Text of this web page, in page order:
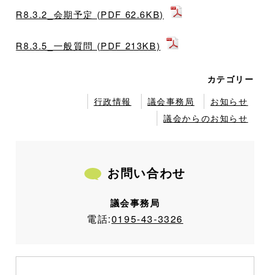
R8.3.2_会期予定 (PDF 62.6KB)
R8.3.5_一般質問 (PDF 213KB)
カテゴリー
行政情報
議会事務局
お知らせ
議会からのお知らせ
お問い合わせ
議会事務局
電話:0195-43-3326